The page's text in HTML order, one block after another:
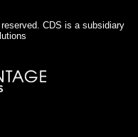
CDS is a subsidiary